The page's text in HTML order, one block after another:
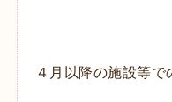
４月以降の施設等で